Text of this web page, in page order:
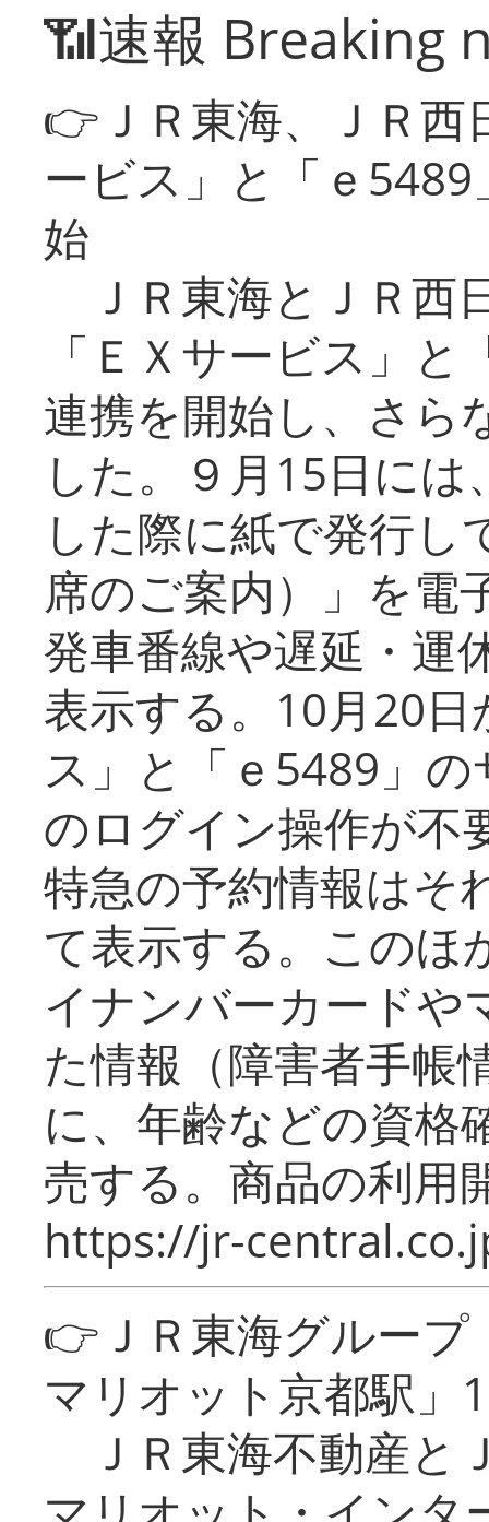
📶速報 Breaking
👉ＪＲ東海、ＪＲ
ービス」と「ｅ
始
ＪＲ東海とＪＲ西
「ＥＸサービス」
連携を開始し、さら
した。９月15日に
した際に紙で発行し
席のご案内）」を電
発車番線や遅延・運
表示する。10月20
ス」と「ｅ5489」
のログイン操作が不
特急の予約情報はそ
て表示する。このほ
イナンバーカードや
た情報（障害者手帳
に、年齢などの資格
売する。商品の利用
https://jr-
👉ＪＲ東海グルー
マリオット京都駅」
ＪＲ東海不動産と